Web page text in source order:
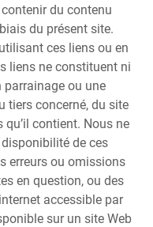
du contenu
du présent site.
ces liens ou en
liens ne constituent ni
parrainage ou une
tiers concerné, du site
contient. Nous ne
de ces
erreurs ou omissions
en question, ou des
accessible par
sur un site Web